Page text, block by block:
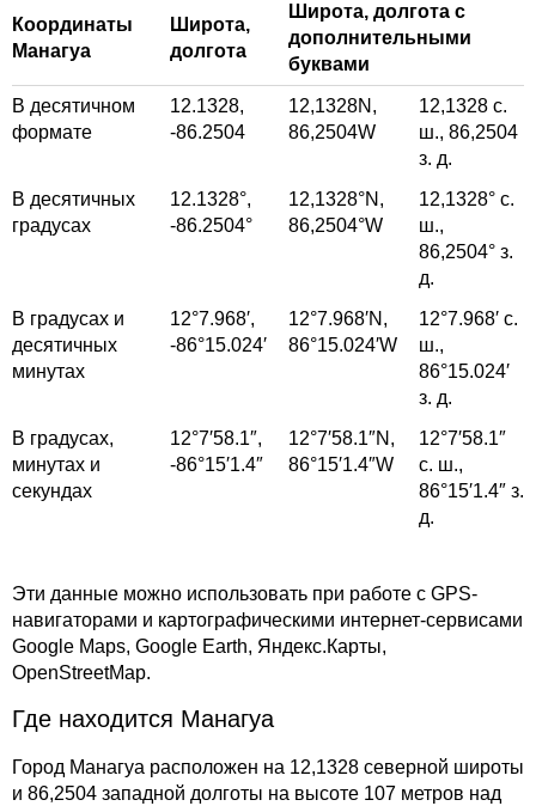
Координаты
Манагуа
Широта,
долгота
Широта, долгота с
дополнительными
буквами
В десятичном
формате
12.1328,
-86.2504
12,1328N,
86,2504W
12,1328 с.
ш., 86,2504
з. д.
В десятичных
градусах
12.1328°,
-86.2504°
12,1328°N,
86,2504°W
12,1328° с.
ш.,
86,2504° з.
д.
В градусах и
десятичных
минутах
12°7.968′,
-86°15.024′
12°7.968′N,
86°15.024′W
12°7.968′ с.
ш.,
86°15.024′
з. д.
В градусах,
минутах и
секундах
12°7′58.1″,
-86°15′1.4″
12°7′58.1″N,
86°15′1.4″W
12°7′58.1″
с. ш.,
86°15′1.4″ з.
д.
Эти данные можно использовать при работе с GPS-
навигаторами и картографическими интернет-сервисами
Google Maps, Google Earth, Яндекс.Карты,
OpenStreetMap.
Где находится Манагуа
Город Манагуа расположен на 12,1328 северной широты
и 86,2504 западной долготы на высоте 107 метров над